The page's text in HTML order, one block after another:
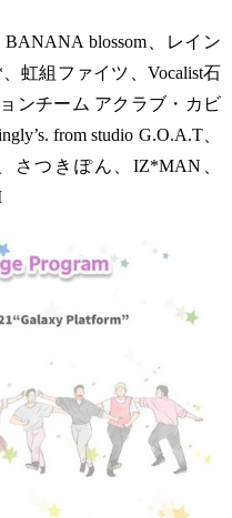
blossom、レイン
虹組ファイツ、Vocalist石
ンチーム アクラブ・カビ
from studio G.O.A.T、
さつきぽん、IZ*MAN、